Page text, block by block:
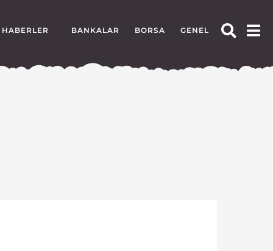
HABERLER BANKALAR BORSA GENEL